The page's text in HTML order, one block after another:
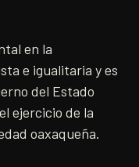
en la
e igualitaria y es
del Estado
ejercicio de la
oaxaqueña.